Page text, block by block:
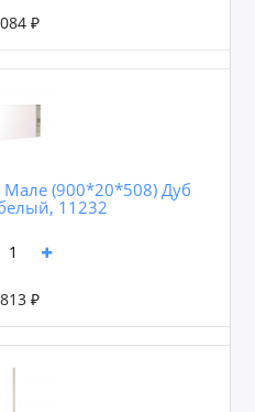
₽
Мале (900*20*508) Дуб
11232
₽